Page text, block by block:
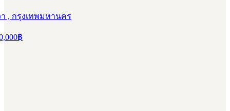
, กรุงเทพมหานคร
฿